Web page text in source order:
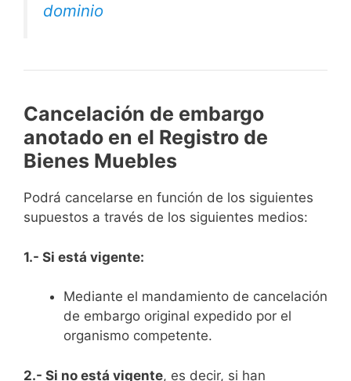
dominio
Cancelación de embargo
anotado en el Registro de
Bienes Muebles
Podrá cancelarse en función de los siguientes
supuestos a través de los siguientes medios:
1.- Si está vigente:
Mediante el mandamiento de cancelación
de embargo original expedido por el
organismo competente.
2.- Si no está vigente, es decir, si han